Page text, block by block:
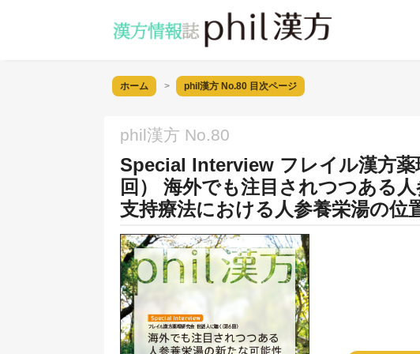
ホーム phil漢方 No.80 目次ページ
phil漢方 No.80
Special Interview フレイル漢方薬
回） 海外でも注目されつつある
支持療法における人参養栄湯の位